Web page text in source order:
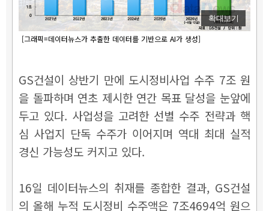
확대보기
[그래픽=데이터뉴스가 추출한 데이터를 기반으로 AI가 생성]
GS건설이 상반기 만에 도시정비사업 수주 7조 원
을 돌파하며 연초 제시한 연간 목표 달성을 눈앞에
두고 있다. 사업성을 고려한 선별 수주 전략과 핵
심 사업지 단독 수주가 이어지며 역대 최대 실적
경신 가능성도 커지고 있다.
16일 데이터뉴스의 취재를 종합한 결과, GS건설
의 올해 누적 도시정비 수주액은 7조4694억 원으